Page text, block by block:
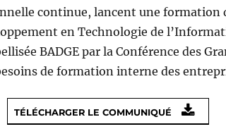
continue, lancent une formation
en Technologie de
BADGE par la Conférence des
de formation interne des
TÉLÉCHARGER LE COMMUNIQUÉ